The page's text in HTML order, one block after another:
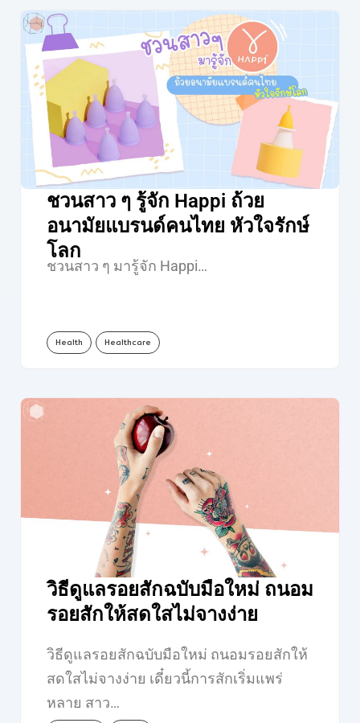
ชวนสาว ๆ รู้จัก Happi ถ้วย
อนามัยแบรนด์คนไทย หัวใจรักษ์
โลก
ชวนสาว ๆ มารู้จัก Happi…
Health Healthcare
วิธีดูแลรอยสักฉบับมือใหม่ ถนอม
รอยสักให้สดใสไม่จางง่าย
วิธีดูแลรอยสักฉบับมือใหม่ ถนอมรอยสักให้
สดใสไม่จางง่าย เดี๋ยวนี้การสักเริ่มแพร่
หลาย สาว…